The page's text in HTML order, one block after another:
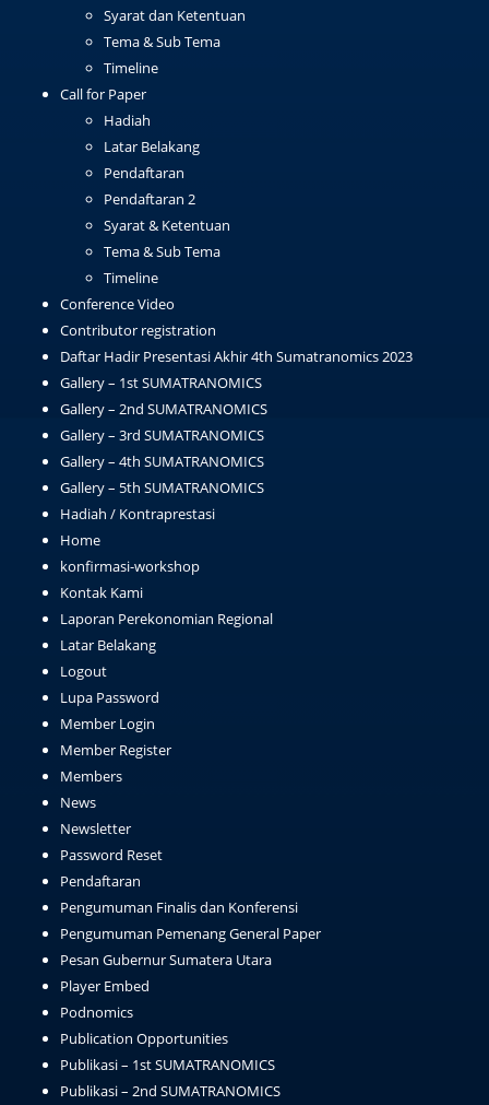
Syarat dan Ketentuan
Tema & Sub Tema
Timeline
Call for Paper
Hadiah
Latar Belakang
Pendaftaran
Pendaftaran 2
Syarat & Ketentuan
Tema & Sub Tema
Timeline
Conference Video
Contributor registration
Daftar Hadir Presentasi Akhir 4th Sumatranomics 2023
Gallery – 1st SUMATRANOMICS
Gallery – 2nd SUMATRANOMICS
Gallery – 3rd SUMATRANOMICS
Gallery – 4th SUMATRANOMICS
Gallery – 5th SUMATRANOMICS
Hadiah / Kontraprestasi
Home
konfirmasi-workshop
Kontak Kami
Laporan Perekonomian Regional
Latar Belakang
Logout
Lupa Password
Member Login
Member Register
Members
News
Newsletter
Password Reset
Pendaftaran
Pengumuman Finalis dan Konferensi
Pengumuman Pemenang General Paper
Pesan Gubernur Sumatera Utara
Player Embed
Podnomics
Publication Opportunities
Publikasi – 1st SUMATRANOMICS
Publikasi – 2nd SUMATRANOMICS